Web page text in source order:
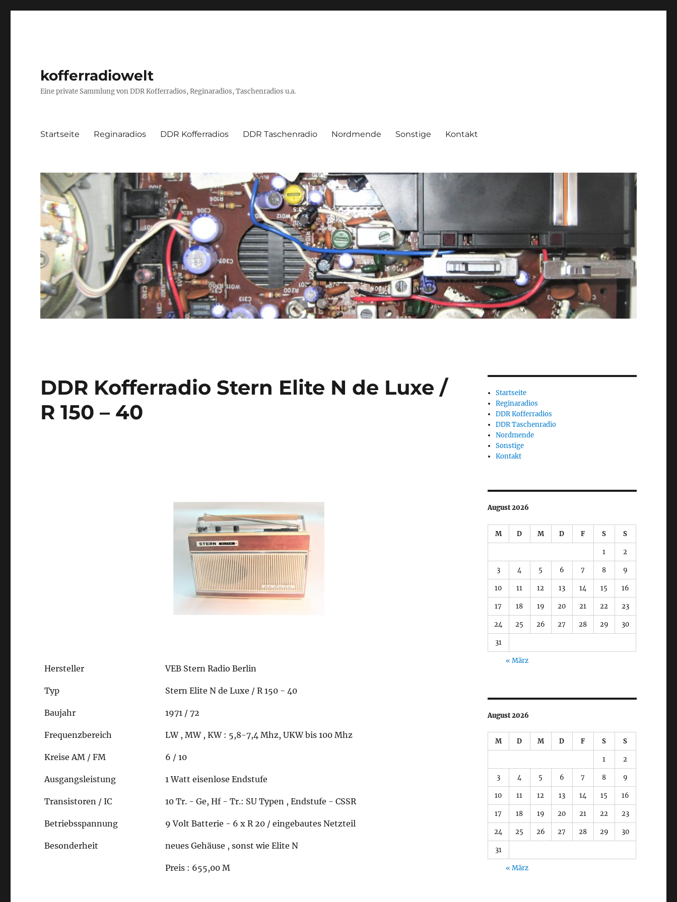
kofferradiowelt
Eine private Sammlung von DDR Kofferradios, Reginaradios, Taschenradios u.a.
Startseite Reginaradios DDR Kofferradios DDR Taschenradio Nordmende Sonstige Kontakt
DDR Kofferradio Stern Elite N de Luxe /
R 150 – 40
Hersteller VEB Stern Radio Berlin
Typ Stern Elite N de Luxe / R 150 - 40
Baujahr 1971 / 72
Frequenzbereich LW , MW , KW : 5,8-7,4 Mhz, UKW bis 100 Mhz
Kreise AM / FM 6 / 10
Ausgangsleistung 1 Watt eisenlose Endstufe
Transistoren / IC 10 Tr. - Ge, Hf - Tr.: SU Typen , Endstufe - CSSR
Betriebsspannung 9 Volt Batterie - 6 x R 20 / eingebautes Netzteil
Besonderheit neues Gehäuse , sonst wie Elite N
Preis : 655,00 M
Startseite
Reginaradios
DDR Kofferradios
DDR Taschenradio
Nordmende
Sonstige
Kontakt
August 2026
M D M D F S S
1 2
3 4 5 6 7 8 9
10 11 12 13 14 15 16
17 18 19 20 21 22 23
24 25 26 27 28 29 30
31
« März
August 2026
M D M D F S S
1 2
3 4 5 6 7 8 9
10 11 12 13 14 15 16
17 18 19 20 21 22 23
24 25 26 27 28 29 30
31
« März